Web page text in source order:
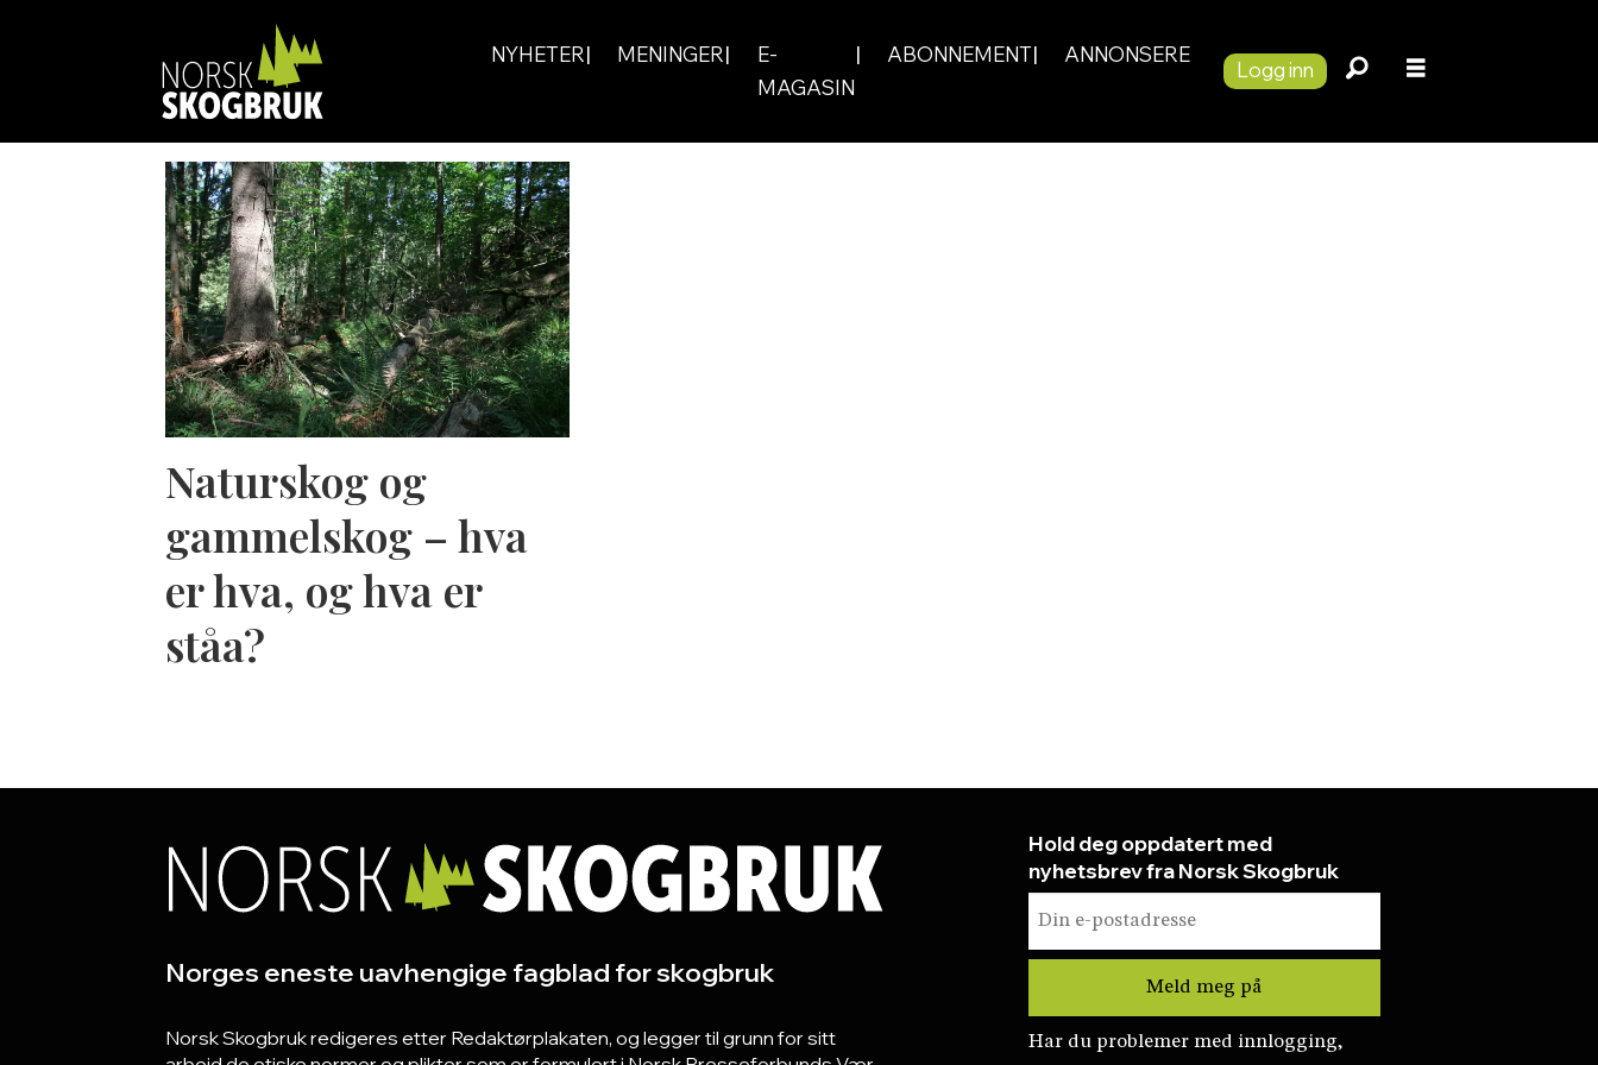
NYHETER MENINGER
E-
MAGASIN
ABONNEMENT ANNONSERE
Logg inn
gammelskog
Naturskog og
gammelskog – hva
er hva, og hva er
ståa?
Norges eneste uavhengige fagblad for skogbruk
Norsk Skogbruk redigeres etter Redaktørplakaten, og legger til grunn for sitt
Hold deg oppdatert med
nyhetsbrev fra Norsk Skogbruk
Har du problemer med innlogging,